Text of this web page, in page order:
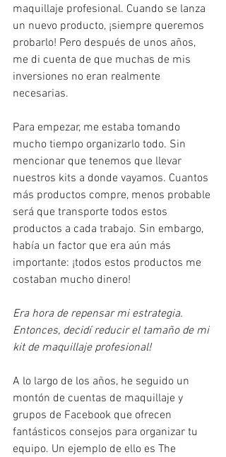
maquillaje profesional. Cuando se lanza
un nuevo producto, ¡siempre queremos
probarlo! Pero después de unos años,
me di cuenta de que muchas de mis
inversiones no eran realmente
necesarias.
Para empezar, me estaba tomando
mucho tiempo organizarlo todo. Sin
mencionar que tenemos que llevar
nuestros kits a donde vayamos. Cuantos
más productos compre, menos probable
será que transporte todos estos
productos a cada trabajo. Sin embargo,
había un factor que era aún más
importante: ¡todos estos productos me
costaban mucho dinero!
Era hora de repensar mi estrategia.
Entonces, decidí reducir el tamaño de mi
kit de maquillaje profesional!
A lo largo de los años, he seguido un
montón de cuentas de maquillaje y
grupos de Facebook que ofrecen
fantásticos consejos para organizar tu
equipo. Un ejemplo de ello es The